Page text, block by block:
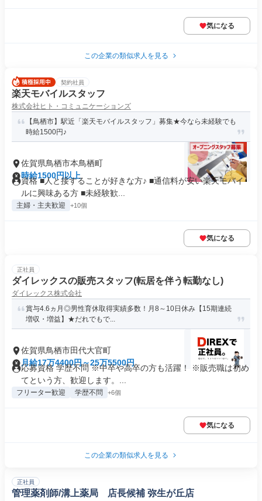
気になる
この企業の類似求人を見る
契約社員
楽天モバイルスタッフ
株式会社ヒト・コミュニケーションズ
【鳥栖市】駅近「楽天モバイルスタッフ」募集★今なら未経験でも
時給1500円♪
佐賀県鳥栖市本鳥栖町
時給1500円以上
資格 ■人と接することが好きな方♪ ■通信料が安い楽天モバイ
ルに興味ある方 ■未経験歓...
主婦・主夫歓迎 +10個
気になる
正社員
ダイレックスの販売スタッフ(転居を伴う転勤なし)
ダイレックス株式会社
賞与4.6ヵ月◎男性育休取得実績多数！月8～10日休み【15期連続
増収・増益】★だれでもで...
佐賀県鳥栖市田代大官町
月給17万4400円～25万5500円
応募資格 学歴不問 ※中卒や高卒の方も活躍！ ※販売職は初め
てという方、歓迎します。...
フリーター歓迎 学歴不問 +6個
気になる
この企業の類似求人を見る
正社員
管理薬剤師/溝上薬局 店長候補 弥生が丘店